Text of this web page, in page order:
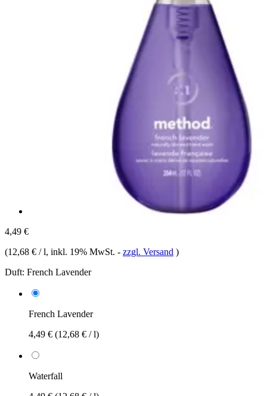
4,49 €
(12,68 € / l, inkl. 19% MwSt. - zzgl. Versand )
Duft: French Lavender
French Lavender
4,49 € (12,68 € / l)
Waterfall